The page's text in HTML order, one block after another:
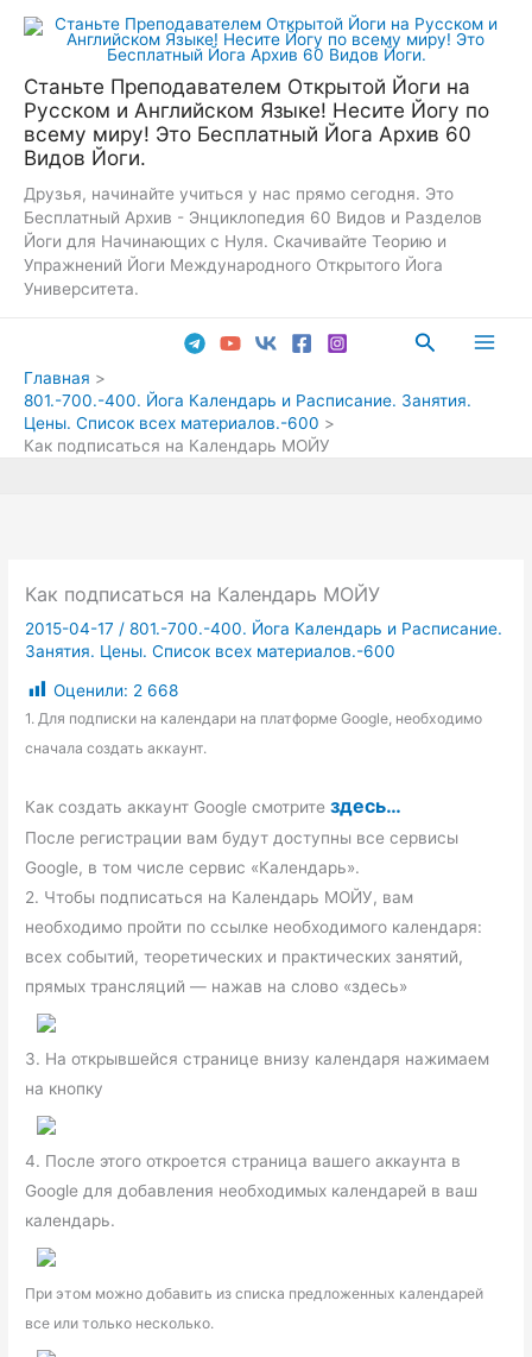
Перейти
Станьте Преподавателем Открытой Йоги на
Русском и Английском Языке! Несите Йогу по
всему миру! Это Бесплатный Йога Архив 60
Видов Йоги.
Друзья, начинайте учиться у нас прямо сегодня. Это
Бесплатный Архив - Энциклопедия 60 Видов и Разделов
Йоги для Начинающих с Нуля. Скачивайте Теорию и
Упражнений Йоги Международного Открытого Йога
Университета.
Поиск
Главная
801.-700.-400. Йога Календарь и Расписание. Занятия.
Цены. Список всех материалов.-600
Как подписаться на Календарь МОЙУ
Как подписаться на Календарь МОЙУ
2015-04-17 /801.-700.-400. Йога Календарь и Расписание.
Занятия. Цены. Список всех материалов.-600
Оценили: 2 668
1. Для подписки на календари на платформе Google, необходимо
сначала создать аккаунт.
Как создать аккаунт Google смотритездесь…
После регистрации вам будут доступны все сервисы
Google, в том числе сервис «Календарь».
2. Чтобы подписаться на Календарь МОЙУ, вам
необходимо пройти по ссылке необходимого календаря:
всех событий, теоретических и практических занятий,
прямых трансляций — нажав на слово «здесь»
3. На открывшейся странице внизу календаря нажимаем
на кнопку
4. После этого откроется страница вашего аккаунта в
Google для добавления необходимых календарей в ваш
календарь.
При этом можно добавить из списка предложенных календарей
все или только несколько.